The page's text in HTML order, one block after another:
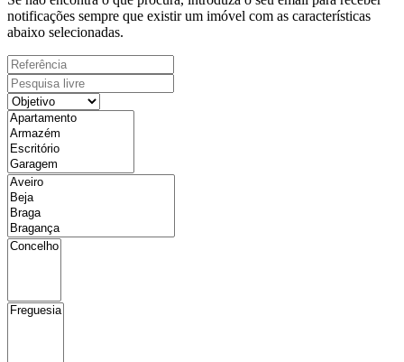
notificações sempre que existir um imóvel com as características
abaixo selecionadas.